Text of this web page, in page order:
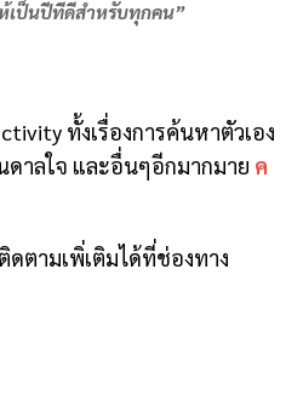
เป็นปีที่ดีสำหรับทุกคน”
ทั้งเรื่องการค้นหาตัวเอง
ดาลใจ และอื่นๆอีกมากมาย ค
ตามเพิ่เติมได้ที่ช่องทาง